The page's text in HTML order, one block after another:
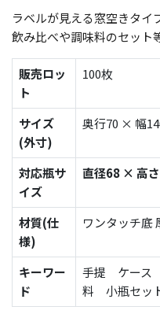
ラベルが見える窓空きタイ
飲み比べや調味料のセット
販売ロッ
ト
100枚
サイズ
(外寸)
奥行70 × 幅
対応瓶サ
イズ
直径68 × 高
材質(仕
様)
ワンタッチ底
キーワー
ド
手提 ケー
料 小瓶セッ